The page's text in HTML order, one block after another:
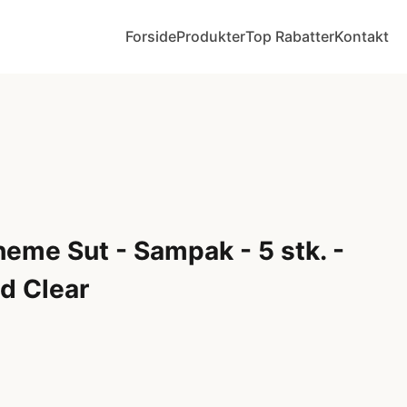
ForsideProdukterTop RabatterKontakt
Sut - Sampak - 5 stk. -
Clear